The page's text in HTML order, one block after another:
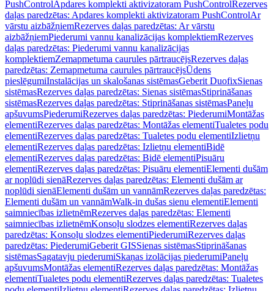
PushControlApdares komplekti aktivizatoram PushControlRezerves
daļas paredzētas: Apdares komplekti aktivizatoram PushControlAr
vārstu aizbāžņiemRezerves daļas paredzētas: Ar vārstu
aizbāžņiemPiederumi vannu kanalizācijas komplektiemRezerves
daļas paredzētas: Piederumi vannu kanalizācijas
komplektiemZemapmetuma caurules pārtraucējsRezerves daļas
paredzētas: Zemapmetuma caurules pārtraucējsŪdens
pieslēgumiInstalācijas un skalošanas sistēmasGeberit DuofixSienas
sistēmasRezerves daļas paredzētas: Sienas sistēmasStiprināšanas
sistēmasRezerves daļas paredzētas: Stiprināšanas sistēmasPaneļu
apšuvumsPiederumiRezerves daļas paredzētas: PiederumiMontāžas
elementiRezerves daļas paredzētas: Montāžas elementiTualetes podu
elementiRezerves daļas paredzētas: Tualetes podu elementiIzlietņu
elementiRezerves daļas paredzētas: Izlietņu elementiBidē
elementiRezerves daļas paredzētas: Bidē elementiPisuāru
elementiRezerves daļas paredzētas: Pisuāru elementiElementi dušām
ar noplūdi sienāRezerves daļas paredzētas: Elementi dušām ar
noplūdi sienāElementi dušām un vannāmRezerves daļas paredzētas:
Elementi dušām un vannāmWalk-in dušas sienu elementiElementi
saimniecības izlietnēmRezerves daļas paredzētas: Elementi
saimniecības izlietnēmKonsoļu slodzes elementiRezerves daļas
paredzētas: Konsoļu slodzes elementiPiederumiRezerves daļas
paredzētas: PiederumiGeberit GISSienas sistēmasStiprināšanas
sistēmasSagatavju piederumiSkaņas izolācijas piederumiPaneļu
apšuvumsMontāžas elementiRezerves daļas paredzētas: Montāžas
elementiTualetes podu elementiRezerves daļas paredzētas: Tualetes